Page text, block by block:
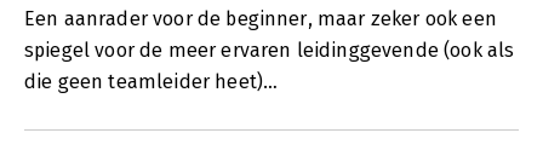
Een aanrader voor de beginner, maar zeker ook een
spiegel voor de meer ervaren leidinggevende (ook als
die geen teamleider heet)…